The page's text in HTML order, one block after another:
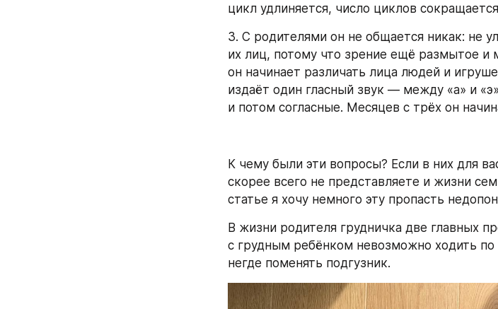
цикл удлиняется, число циклов
3. С родителями он не общается никак: не
их лиц, потому что зрение ещё размытое и
он начинает различать лица людей и
издаёт один гласный звук — между «а» и
и потом согласные. Месяцев с трёх он
К чему были эти вопросы? Если в них для
скорее всего не представляете и жизни
статье я хочу немного эту пропасть
В жизни родителя грудничка две главных
с грудным ребёнком невозможно ходить по
негде поменять подгузник.